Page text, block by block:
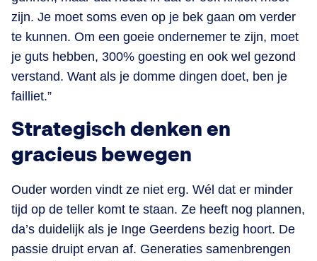
zijn. Je moet soms even op je bek gaan om verder
te kunnen. Om een goeie ondernemer te zijn, moet
je guts hebben, 300% goesting en ook wel gezond
verstand. Want als je domme dingen doet, ben je
failliet.”
Strategisch denken en
gracieus bewegen
Ouder worden vindt ze niet erg. Wél dat er minder
tijd op de teller komt te staan. Ze heeft nog plannen,
da’s duidelijk als je Inge Geerdens bezig hoort. De
passie druipt ervan af. Generaties samenbrengen